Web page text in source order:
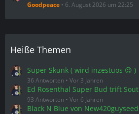
Goodpeace 6. August 2026 um 22:25
Heiße Themen
Super Skunk ( wird inzestuös 😉 )
36 Antworten Vor 3 Jahren
Ed Rosenthal Super Bud trift
93 Antworten Vor 6 Jahren
Black N Blue von